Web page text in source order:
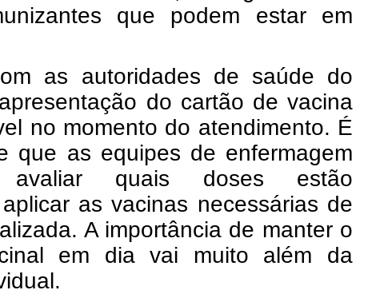
que podem estar em
as autoridades de saúde do
do cartão de vacina
no momento do atendimento. É
que as equipes de enfermagem
avaliar quais doses estão
as vacinas necessárias de
A importância de manter o
em dia vai muito além da